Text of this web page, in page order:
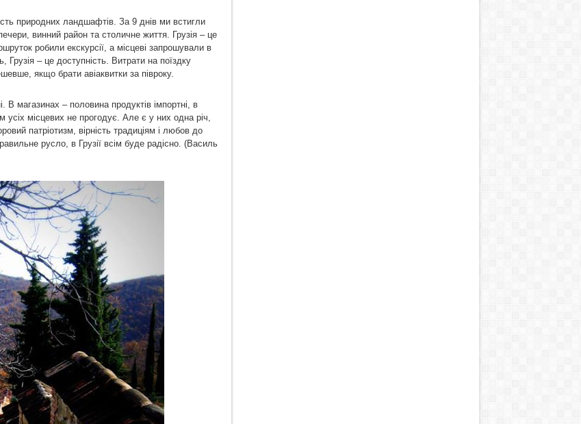
природних ландшафтів. За 9 днів ми встигли
винний район та столичне життя. Грузія – це
робили екскурсії, а місцеві запрошували в
Грузія – це доступність. Витрати на поїздку
якщо брати авіаквитки за півроку.
В магазинах – половина продуктів імпортні, в
усіх місцевих не прогодує. Але є у них одна річ,
патріотизм, вірність традиціям і любов до
русло, в Грузії всім буде радісно. (Василь